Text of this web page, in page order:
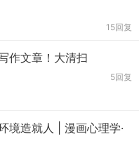
15回复
作文章！大清扫
5回复
境造就人 | 漫画心理学·